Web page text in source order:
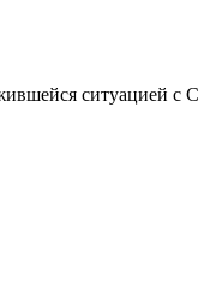
ситуацией